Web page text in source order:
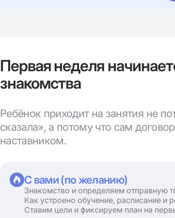
Первая неделя
знакомства
Ребёнок приходит на занятия не
сказала», а потому что сам
наставником.
С вами (по желанию)
Знакомство и определяем отправную
Как устроено обучение, расписание и
Ставим цели и фиксируем план на